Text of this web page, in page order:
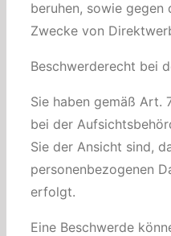
beruhen, sowie gegen
Zwecke von
Beschwerderecht bei
Sie haben gemäß Art.
bei der
Sie der Ansicht sind,
personenbezogenen
erfolgt.
Eine Beschwerde